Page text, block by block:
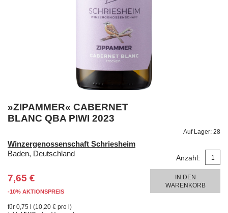
»ZIPAMMER« CABERNET
BLANC QBA PIWI 2023
Winzergenossenschaft Schriesheim
Baden, Deutschland
7,65 €
-10% AKTIONSPREIS
für 0,75 l (10,20 € pro l)
Auf Lager: 28
Anzahl:
IN DEN
WARENKORB